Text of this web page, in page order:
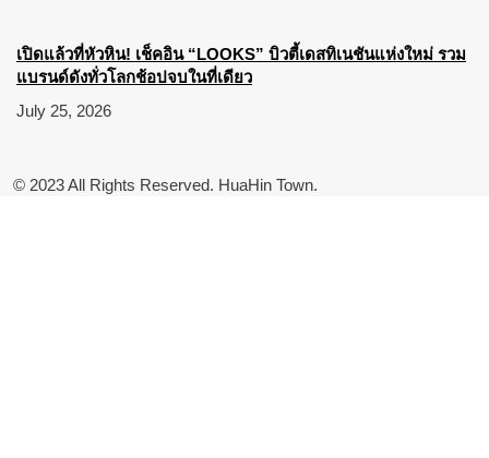
เปิดแล้วที่หัวหิน! เช็คอิน “LOOKS” บิวตี้เดสทิเนชันแห่งใหม่ รวม
แบรนด์ดังทั่วโลกช้อปจบในที่เดียว
July 25, 2026
© 2023 All Rights Reserved. HuaHin Town.